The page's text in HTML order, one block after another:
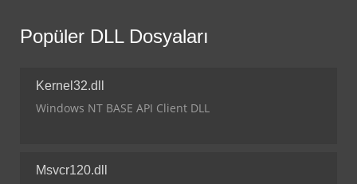
Popüler DLL Dosyaları
Kernel32.dll
Windows NT BASE API Client DLL
Msvcr120.dll